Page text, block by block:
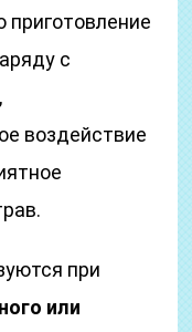
приготовление
с
воздействие
при
или